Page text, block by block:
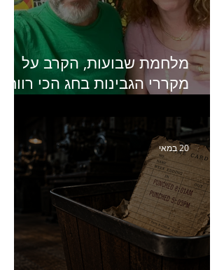
מלחמת שבועות, הקרב על
מקררי הגבינות בחג הכי רווחי
סמנכ״לית השיווק והמכירות
של מחלבות גד
20 במאי